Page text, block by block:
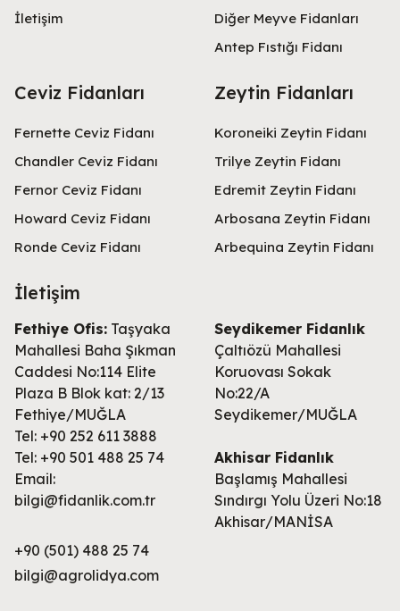
İletişim
Diğer Meyve Fidanları
Antep Fıstığı Fidanı
Ceviz Fidanları
Fernette Ceviz Fidanı
Chandler Ceviz Fidanı
Fernor Ceviz Fidanı
Howard Ceviz Fidanı
Ronde Ceviz Fidanı
Zeytin Fidanları
Koroneiki Zeytin Fidanı
Trilye Zeytin Fidanı
Edremit Zeytin Fidanı
Arbosana Zeytin Fidanı
Arbequina Zeytin Fidanı
İletişim
Fethiye Ofis: Taşyaka
Mahallesi Baha Şıkman
Caddesi No:114 Elite
Plaza B Blok kat: 2/13
Fethiye/MUĞLA
Tel: +90 252 611 3888
Tel: +90 501 488 25 74
Email:
bilgi@fidanlik.com.tr
Seydikemer Fidanlık
Çaltıözü Mahallesi
Koruovası Sokak
No:22/A
Seydikemer/MUĞLA
Akhisar Fidanlık
Başlamış Mahallesi
Sındırgı Yolu Üzeri No:18
Akhisar/MANİSA
+90 (501) 488 25 74
bilgi@agrolidya.com